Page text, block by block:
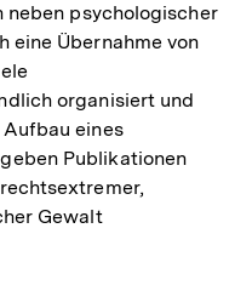
psychologischer
eine Übernahme von
organisiert und
eines
Publikationen
Gewalt